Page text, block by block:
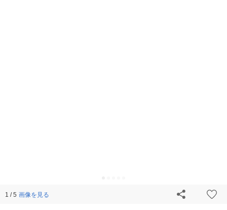
1 / 5 画像を見る